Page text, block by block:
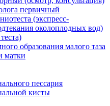
первичный
(экспресс-
околоплодных вод)
образования малого таза
матки
пессария
кисты